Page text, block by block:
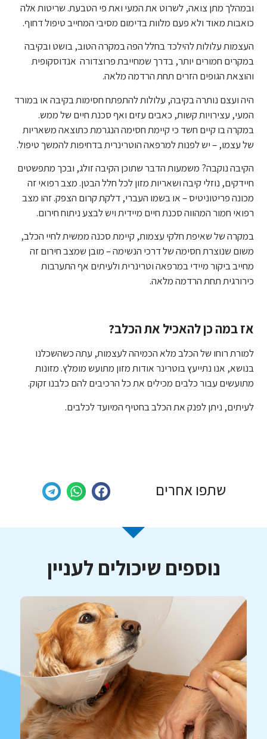
ובמהלך מתן צואה, לשרוט את המעי ואת פי הטבעת. שריטות אלה
כואבות מאוד ולא פעם מלוות בדימום מסיבי המחייב טיפול דחוף.
העצמות עלולות להילכד בחלל הפה במקרה הטוב, בושט ובקיבה
במקרים חמורים יותר, בדרך שמחייבת פרוצדורה אנדוסקופית
והוצאת הגופים הזרים תחת הרדמה מלאה.
היה ועצם נותרה בקיבה, עלולות להתפתח חסימות בקיבה או במורד
המעי, עצירויות קשות, כאבים עזים ואף סכנת חיים של ממש.
במקרה בו קיים חשד כי קיימת חסימה הנגרמת כתוצאה משאריות
של עצמו, – יש לפנות למרפאה הוטרינרית בדחיפות להמשך טיפול.
הקיבה נוקבה? משמעות הדבר שתוכן הקיבה זולג, ובכך מתפשטים
חיידקים, נוזלי קיבה ושאריות מזון לכל חלל הבטן. מצב רפואי זה
מכונה פריטוניטיס – או בשמו העברי, דלקת קרום הצפק. זהו מצב
רפואי חמור המהווה סכנת חיים מיידית ויש לבצע ניתוח חירום.
במקרה של שאיפת חלקי עצמות, קיימת סכנה ממשית לחיי הכלב,
משום שנוצרת חסימה של דרכי הנשימה – מובן שמצב חירום זה
מחייב ביקור מיידי במרפאה וטרינרית ולעיתים אף התערבות
כירורגית תחת הרדמה מלאה.
אז במה כן להאכיל את הכלב?
למורת רוחו של הכלב מלא הכמיהה לעצמות, עתה כשהשכלנו
בנושא, אנו נתייעץ בוטרינר אודות מזון מתועש מומלץ. מזונות
מתועשים עבור כלבים מכילים את כל הרכיבים להם כלבנו זקוק.
לעיתים, ניתן לפנק את הכלב בחטיף המיועד לכלבים.
שתפו אחרים
נוספים שיכולים לעניין